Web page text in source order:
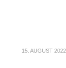
15. AUGUST 2022